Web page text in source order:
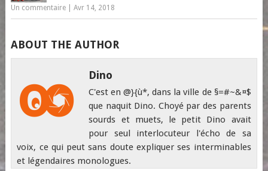
Un commentaire| Avr 14, 2018
ABOUT THE AUTHOR
Dino
C'est en @}{ù*, dans la ville de §=#~&¤$
que naquit Dino. Choyé par des parents
sourds et muets, le petit Dino avait
pour seul interlocuteur l'écho de sa
voix, ce qui peut sans doute expliquer ses interminables
et légendaires monologues.